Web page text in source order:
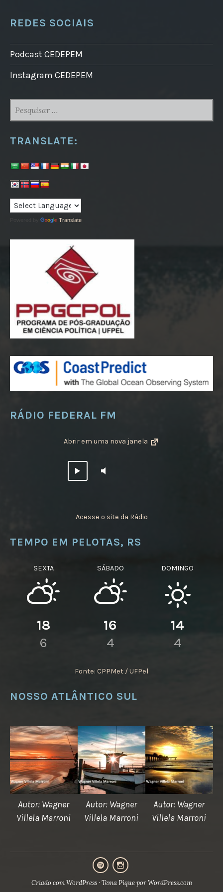
REDES SOCIAIS
Podcast CEDEPEM
Instagram CEDEPEM
POR:
TRANSLATE:
Translate
RÁDIO FEDERAL FM
Abrir em uma nova janela
Acesse o site da Rádio
TEMPO EM PELOTAS, RS
SEXTA
18
6
SÁBADO
16
4
DOMINGO
14
4
Fonte: CPPMet / UFPel
NOSSO ATLÂNTICO SUL
Autor: Wagner
Villela Marroni
Autor: Wagner
Villela Marroni
Autor: Wagner
Villela Marroni
CEDEPEMCEDEPEM
Criado com WordPress · Tema Pique porWordPress.com